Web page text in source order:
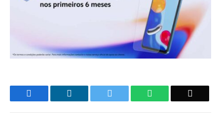
WhatsApp